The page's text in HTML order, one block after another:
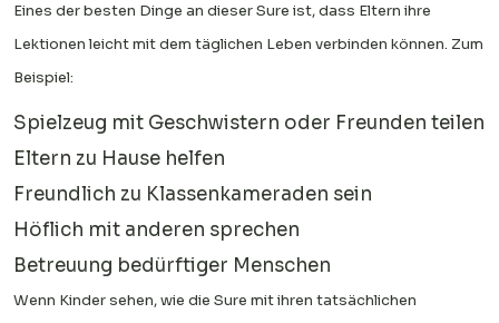
Eines der besten Dinge an dieser Sure ist, dass Eltern ihre
Lektionen leicht mit dem täglichen Leben verbinden können. Zum
Beispiel:
Spielzeug mit Geschwistern oder Freunden teilen
Eltern zu Hause helfen
Freundlich zu Klassenkameraden sein
Höflich mit anderen sprechen
Betreuung bedürftiger Menschen
Wenn Kinder sehen, wie die Sure mit ihren tatsächlichen